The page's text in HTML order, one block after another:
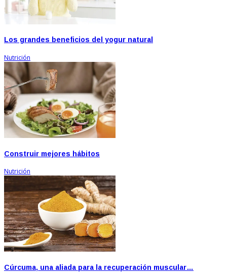
Los grandes beneficios del yogur natural
Nutrición
Construir mejores hábitos
Nutrición
Cúrcuma, una aliada para la recuperación muscular…